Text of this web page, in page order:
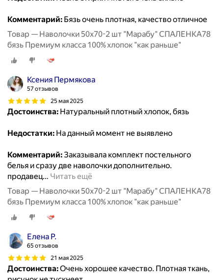
Комментарий: Бязь очень плотная, качество отличное
Товар — Наволочки 50х70-2 шт "Марабу" СПАЛЕНКА78
бязь Премиум класса 100% хлопок "как раньше"
Ксения Пермякова
57 отзывов
25 мая 2025
Достоинства: Натуральный плотный хлопок, бязь
Недостатки: На данный момент не выявлено
Комментарий:Заказывала комплект постельного
белья и сразу две наволочки дополнительно.
продавец… Читать ещё
Товар — Наволочки 50х70-2 шт "Марабу" СПАЛЕНКА78
бязь Премиум класса 100% хлопок "как раньше"
Елена Р.
65 отзывов
21 мая 2025
Достоинства:Очень хорошее качество. Плотная ткань,